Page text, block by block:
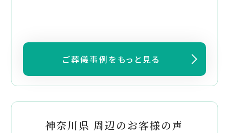
ご葬儀事例をもっと見る
神奈川県 周辺のお客様の声